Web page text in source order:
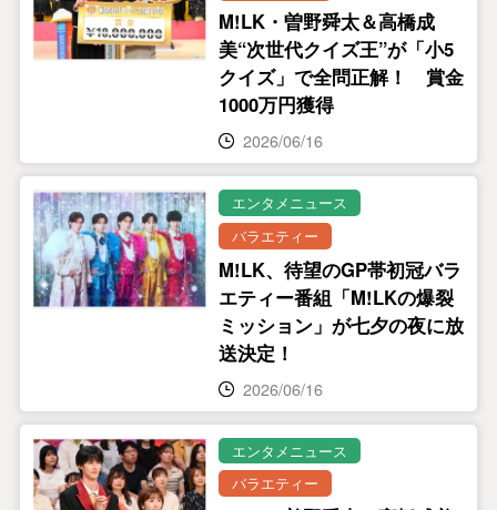
M!LK・曽野舜太＆高橋成
美“次世代クイズ王”が「小5
クイズ」で全問正解！ 賞金
1000万円獲得
2026/06/16
エンタメニュース
バラエティー
M!LK、待望のGP帯初冠バラ
エティー番組「M!LKの爆裂
ミッション」が七夕の夜に放
送決定！
2026/06/16
エンタメニュース
バラエティー